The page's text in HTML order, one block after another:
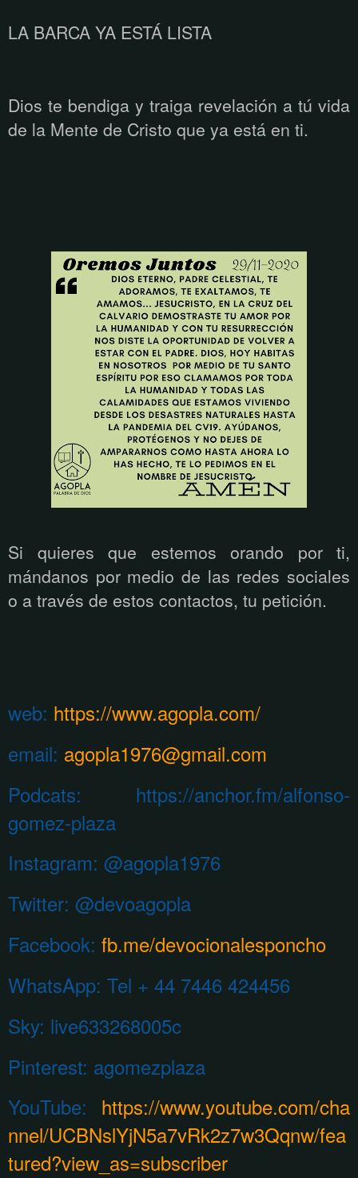
LA BARCA YA ESTÁ LISTA
Dios te bendiga y traiga revelación a tú vida
de la Mente de Cristo que ya está en ti.
Si quieres que estemos orando por ti,
mándanos por medio de las redes sociales
o a través de estos contactos, tu petición.
web: https://www.agopla.com/
email: agopla1976@gmail.com
Podcats: https://anchor.fm/alfonso-
gomez-plaza
Instagram: @agopla1976
Twitter: @devoagopla
Facebook: fb.me/devocionalesponcho
WhatsApp: Tel + 44 7446 424456
Sky: live633268005c
Pinterest: agomezplaza
YouTube: https://www.youtube.com/cha
nnel/UCBNslYjN5a7vRk2z7w3Qqnw/fea
tured?view_as=subscriber